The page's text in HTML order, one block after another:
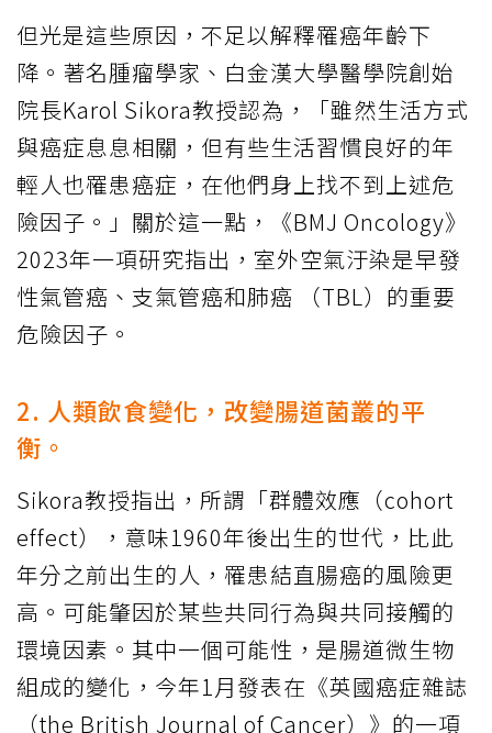
但光是這些原因，不足以解釋罹癌年齡下
降。著名腫瘤學家、白金漢大學醫學院創始
院長Karol Sikora教授認為，「雖然生活方式
與癌症息息相關，但有些生活習慣良好的年
輕人也罹患癌症，在他們身上找不到上述危
險因子。」關於這一點，《BMJ Oncology》
2023年一項研究指出，室外空氣汙染是早發
性氣管癌、支氣管癌和肺癌 （TBL）的重要
危險因子。
2. 人類飲食變化，改變腸道菌叢的平
衡。
Sikora教授指出，所謂「群體效應（cohort
effect），意味1960年後出生的世代，比此
年分之前出生的人，罹患結直腸癌的風險更
高。可能肇因於某些共同行為與共同接觸的
環境因素。其中一個可能性，是腸道微生物
組成的變化，今年1月發表在《英國癌症雜誌
（the British Journal of Cancer）》的一項